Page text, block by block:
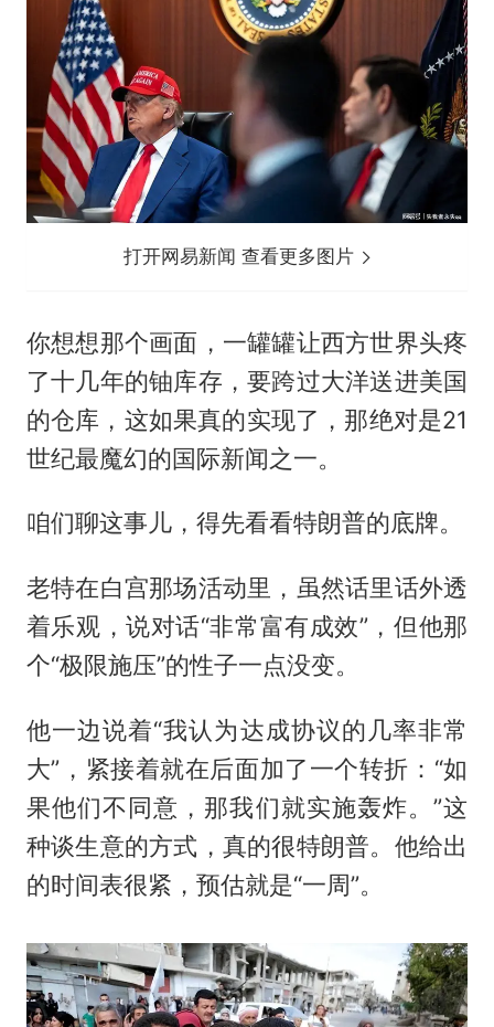
打开网易新闻 查看更多图片
你想想那个画面，一罐罐让西方世界头疼
了十几年的铀库存，要跨过大洋送进美国
的仓库，这如果真的实现了，那绝对是21
世纪最魔幻的国际新闻之一。
咱们聊这事儿，得先看看特朗普的底牌。
老特在白宫那场活动里，虽然话里话外透
着乐观，说对话“非常富有成效”，但他那
个“极限施压”的性子一点没变。
他一边说着“我认为达成协议的几率非常
大”，紧接着就在后面加了一个转折：“如
果他们不同意，那我们就实施轰炸。”这
种谈生意的方式，真的很特朗普。他给出
的时间表很紧，预估就是“一周”。